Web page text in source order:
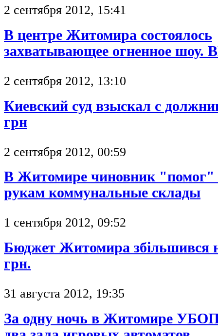
2 сентября 2012, 15:41
В центре Житомира состоялось
захватывающее огненное
2 сентября 2012, 13:10
Киевский суд взыскал с
грн
2 сентября 2012, 00:59
В Житомире чиновник "помог"
рукам коммунальные склады
1 сентября 2012, 09:52
Бюджет Житомира збільшився
грн.
31 августа 2012, 19:35
За одну ночь в Житомире